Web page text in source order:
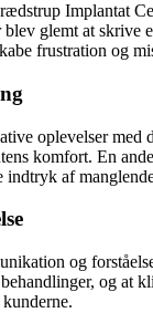
Implantat
glemt at skrive
frustration og
oplevelser
komfort. En
af
og
og